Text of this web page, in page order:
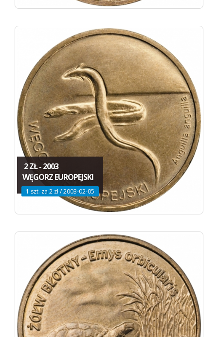
2 ZŁ - 2003
WĘGORZ EUROPEJSKI
1 szt. za 2 zł / 2003-02-05